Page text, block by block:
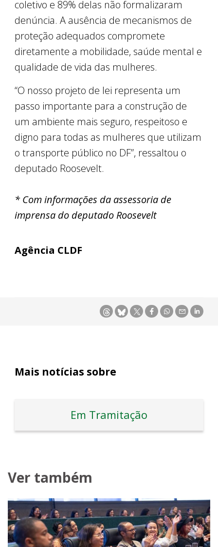
coletivo e 89% delas não formalizaram
denúncia. A ausência de mecanismos de
proteção adequados compromete
diretamente a mobilidade, saúde mental e
qualidade de vida das mulheres.
“O nosso projeto de lei representa um
passo importante para a construção de
um ambiente mais seguro, respeitoso e
digno para todas as mulheres que utilizam
o transporte público no DF”, ressaltou o
deputado Roosevelt.
* Com informações da assessoria de
imprensa do deputado Roosevelt
Agência CLDF
Mais notícias sobre
Em Tramitação
Ver também